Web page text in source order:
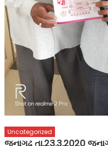
Uncategorized
જૂનાગઢ તા.23.3.2020